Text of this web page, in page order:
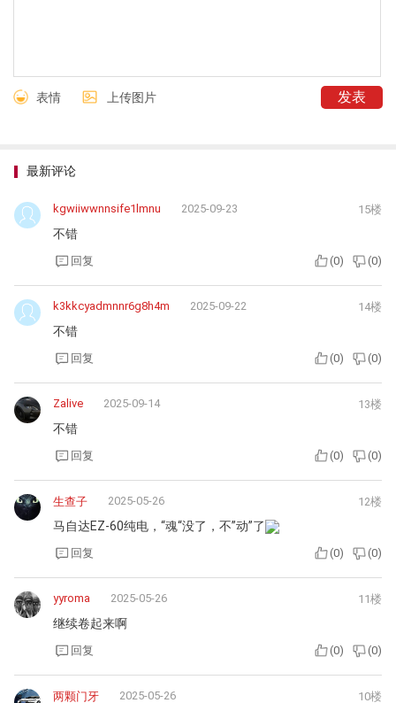
表情 上传图片
最新评论
kgwiiwwnnsife1lmnu 2025-09-23 15楼
不错
回复 (0) (0)
k3kkcyadmnnr6g8h4m 2025-09-22 14楼
不错
回复 (0) (0)
Zalive 2025-09-14 13楼
不错
回复 (0) (0)
生查子 2025-05-26 12楼
马自达EZ-60纯电，“魂“没了，不”动”了
回复 (0) (0)
yyroma 2025-05-26 11楼
继续卷起来啊
回复 (0) (0)
两颗门牙 2025-05-26 10楼